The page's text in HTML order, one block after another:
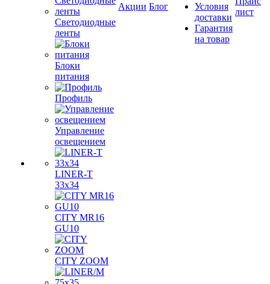
Светодиодные
ленты
Блоки
питания
Профиль
Управление
освещением
LINER-T
33x34
CITY MR16
GU10
CITY ZOOM
Акции Блог
Условия
доставки
Гарантия
на товар
лист